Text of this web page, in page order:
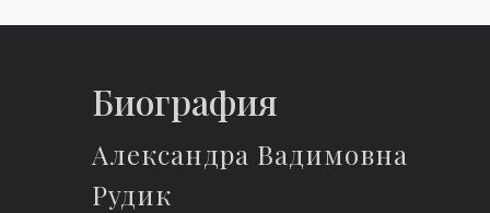
Биография
Александра Вадимовна
Рудик